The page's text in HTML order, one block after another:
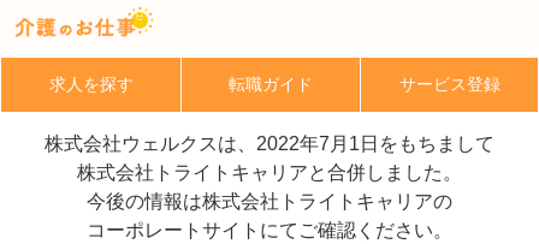
求人を探す 転職ガイド サービス登録
株式会社ウェルクスは、2022年7月1日をもちまして
株式会社トライトキャリアと合併しました。
今後の情報は株式会社トライトキャリアの
コーポレートサイトにてご確認ください。